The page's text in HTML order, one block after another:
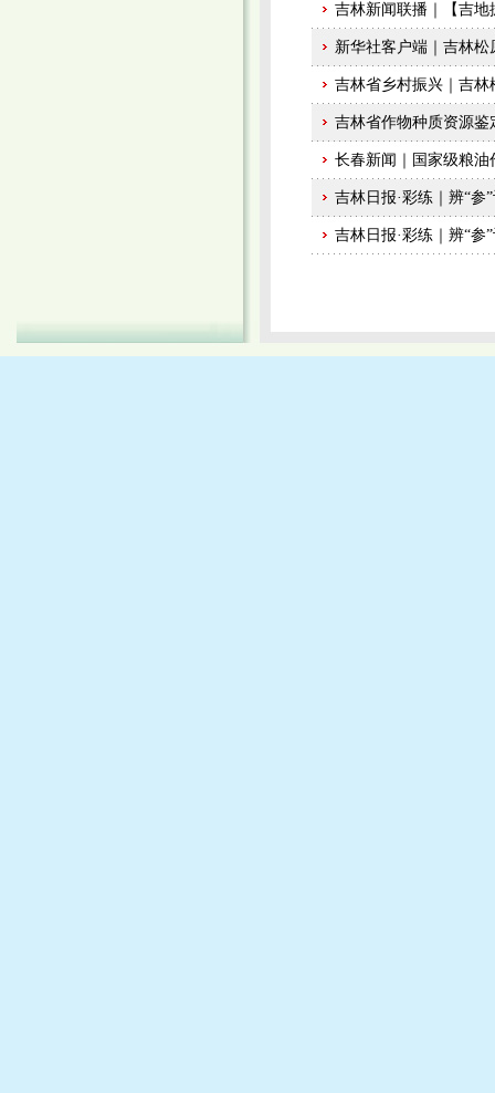
吉林新闻联播｜【吉地
新华社客户端｜吉林
吉林省乡村振兴｜吉
吉林省作物种质资源
长春新闻｜国家级粮
吉林日报·彩练｜辨“参
吉林日报·彩练｜辨“参